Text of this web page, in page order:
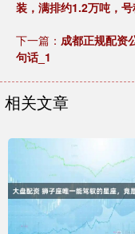
装，满排约1.2万吨，号
下一篇： 成都正规配资
句话_1
相关文章